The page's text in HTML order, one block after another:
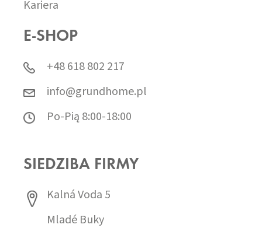
Kariera
E-SHOP
+48 618 802 217
info@grundhome.pl
Po-Pią 8:00-18:00
SIEDZIBA FIRMY
Kalná Voda 5
Mladé Buky